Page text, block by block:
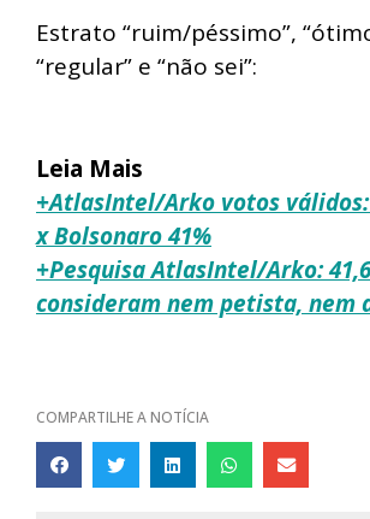
Estrato “ruim/péssimo”,
“regular” e “não sei”:
Leia Mais
+AtlasIntel/Arko votos válidos:
x Bolsonaro 41%
+Pesquisa AtlasIntel/Arko:
consideram nem petista, nem
COMPARTILHE A NOTÍCIA